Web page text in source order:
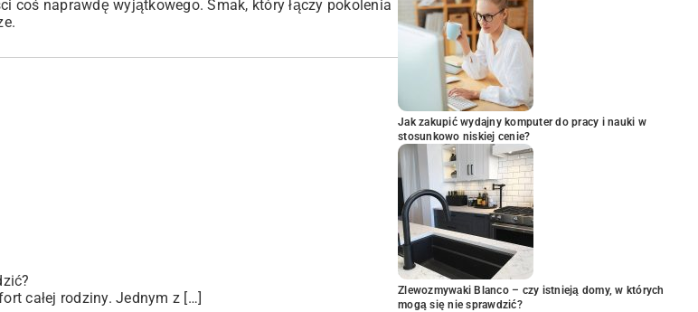
naprawdę wyjątkowego. Smak, który łączy pokolenia
całej rodziny. Jednym z […]
Jak zakupić wydajny komputer do pracy i nauki w
stosunkowo niskiej cenie?
Zlewozmywaki Blanco – czy istnieją domy, w których
mogą się nie sprawdzić?